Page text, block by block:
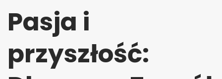
Pasja i
przyszłość: